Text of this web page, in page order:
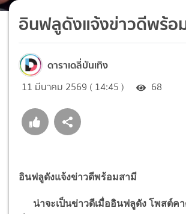
อินฟลูดังแจ้งข่าวดีพร้อ
ดาราเดลี่บันเทิง
11 มีนาคม 2569 ( 14:45 ) 68
อินฟลูดังแจ้งข่าวดีพร้อมสามี
น่าจะเป็นข่าวดีเมื่ออินฟลูดัง โพสต์คา